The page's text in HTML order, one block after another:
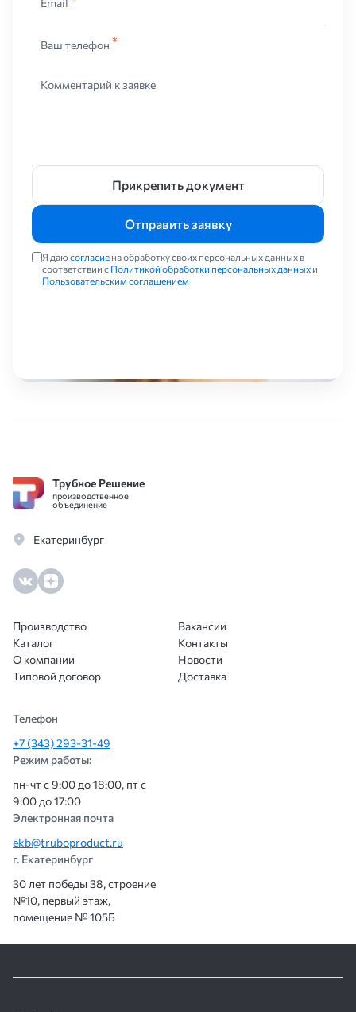
Email
Ваш телефон
Комментарий к заявке
Прикрепить документ
Отправить заявку
Я даюсогласие на обработку своих персональных данных в
соответствии с Политикой обработки персональных данных и
Пользовательским соглашением
Трубное Решение
производственное
объединение
Екатеринбург
Производство
Каталог
О компании
Типовой договор
Вакансии
Контакты
Новости
Доставка
Телефон
+7 (343) 293-31-49
Режим работы:
пн-чт с 9:00 до 18:00, пт с
9:00 до 17:00
Электронная почта
ekb@truboproduct.ru
г. Екатеринбург
30 лет победы 38, строение
№10, первый этаж,
помещение № 105Б